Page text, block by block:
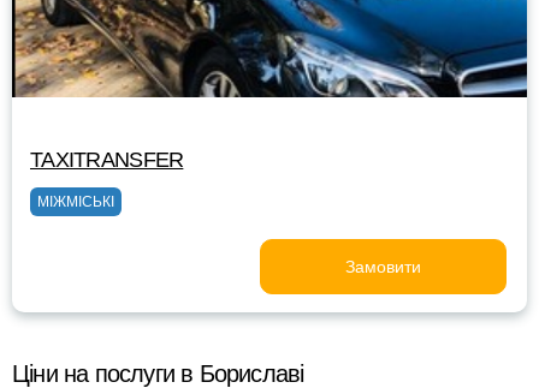
TAXITRANSFER
МІЖМІСЬКІ
Замовити
Ціни на послуги в Бориславі